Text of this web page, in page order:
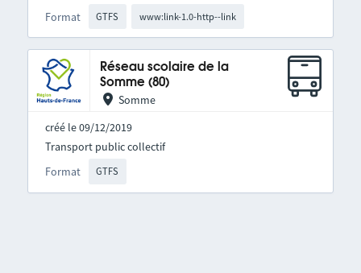
Format GTFS www:link-1.0-http--link
Réseau scolaire de la
Somme (80)
Somme
créé le 09/12/2019
Format GTFS
Transport public collectif